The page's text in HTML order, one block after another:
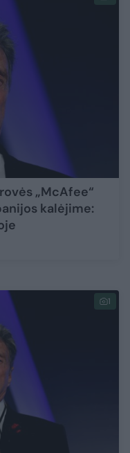
„McAfee“
kalėjime:
1